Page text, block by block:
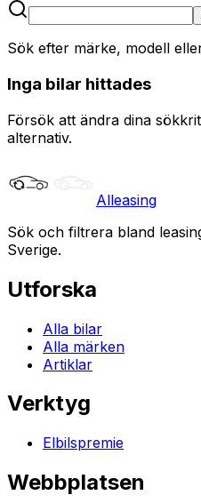
Sök efter märke, modell
Inga bilar hittades
Försök att ändra dina
alternativ.
Alleasing
Sök och filtrera bland
Sverige.
Utforska
Alla bilar
Alla märken
Artiklar
Verktyg
Elbilspremie
Webbplatsen